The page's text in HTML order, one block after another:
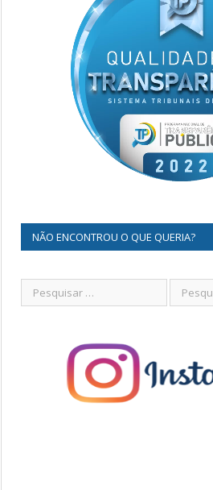
NÃO ENCONTROU O QUE QUERIA?